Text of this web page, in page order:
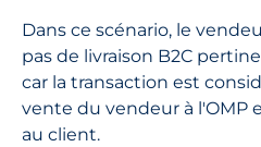
Dans ce scénario, le
pas de livraison B2C
car la transaction est
vente du vendeur à l'OMP
au client.